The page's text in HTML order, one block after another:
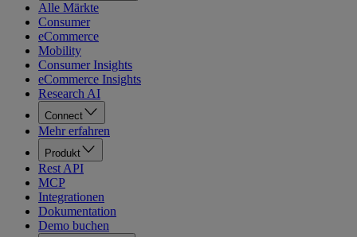
Alle Märkte
Consumer
eCommerce
Mobility
Consumer Insights
eCommerce Insights
Research AI
Connect
Mehr erfahren
Produkt
Rest API
MCP
Integrationen
Dokumentation
Demo buchen